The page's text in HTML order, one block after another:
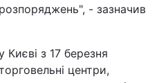
- зазначив
з 17 березня
центри,